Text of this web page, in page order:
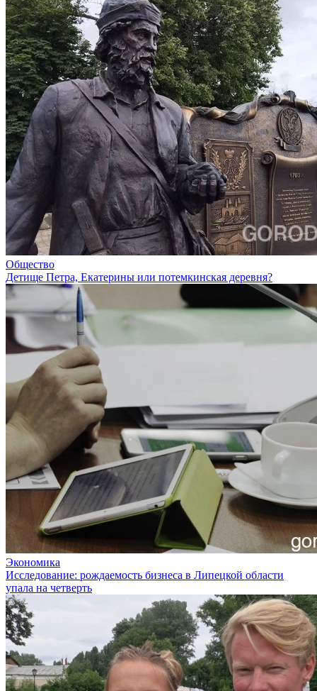
Общество
Детище Петра, Екатерины или потемкинская деревня?
Экономика
Исследование: рождаемость бизнеса в Липецкой области
упала на четверть